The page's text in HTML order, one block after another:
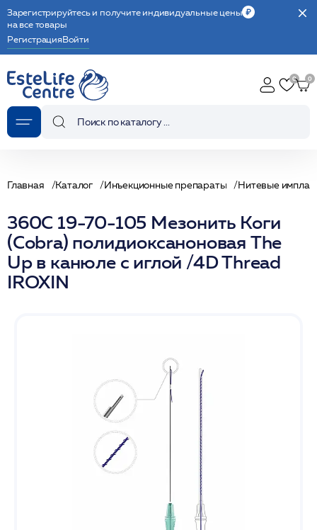
Зарегистрируйтесь и получите индивидуальные цены
на все товары
РегистрацияВойти
Главная Каталог Инъекционные препараты Нитевые
360C 19-70-105 Мезонить Коги
(Cobra) полидиоксаноновая The
Up в канюле с иглой /4D Thread
IROXIN